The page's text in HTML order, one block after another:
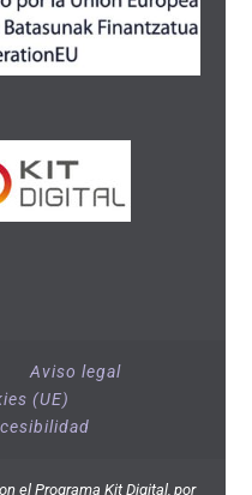
Aviso legal
(UE)
el Programa Kit Digital, por